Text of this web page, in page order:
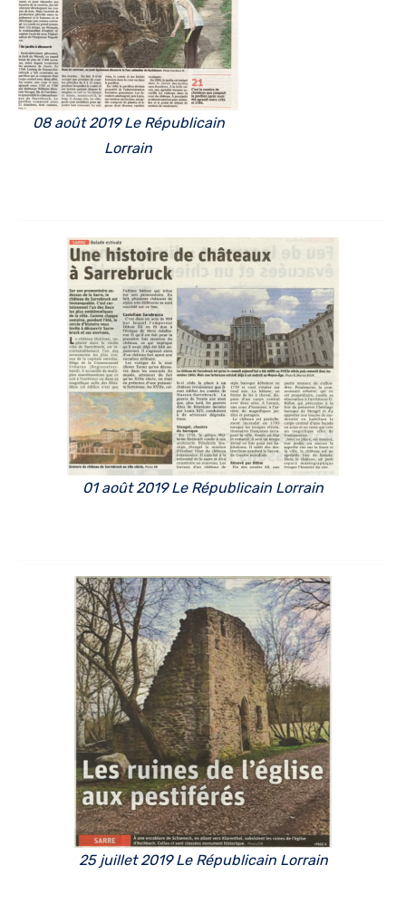
08 août 2019 Le Républicain
Lorrain
01 août 2019 Le Républicain Lorrain
25 juillet 2019 Le Républicain Lorrain